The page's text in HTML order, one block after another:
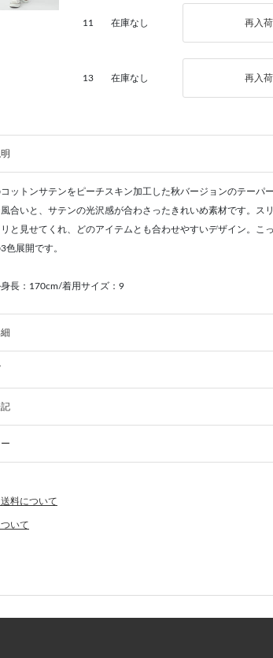
11 在庫なし 再入
13 在庫なし 再入
コットンサテンをピーチスキン加工した秋バージョンのテーパ
風合いと、サテンの光沢感が合わさったきれいめ素材です。ス
リと見せてくれ、どのアイテムとも合わせやすいデザイン。こ
色展開です。
身長：170cm/着用サイズ：9
料について
いて